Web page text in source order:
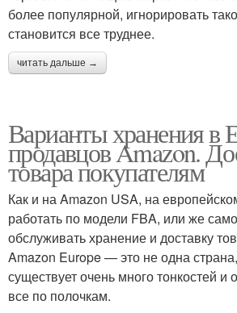
более популярной, игнорировать
становится все труднее.
читать дальше →
Варианты хранения в
продавцов Amazon.
товара покупателям
Как и на Amazon USA, на
работать по модели FBA, или же
обслуживать хранение и доставку
Amazon Europe — это не одна
существует очень много тонкостей и
все по полочкам.